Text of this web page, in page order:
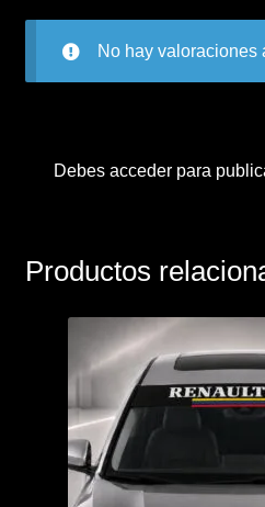
No hay valoraciones
Debes accederpara
Productos